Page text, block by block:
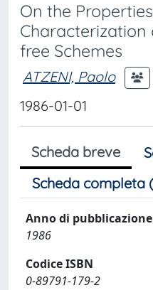
On the
free Schemes
ATZENI, Paolo
1986-01-01
Scheda breve
Scheda completa
Anno di pubblicazione
1986
Codice ISBN
0-89791-179-2